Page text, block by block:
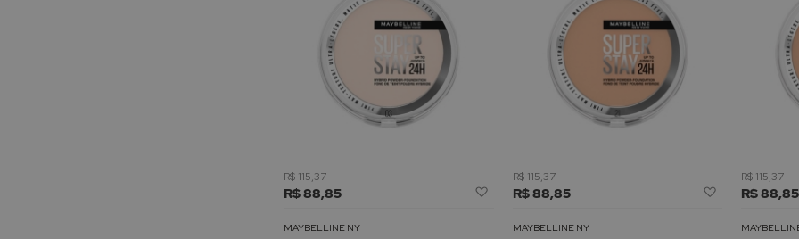
R$ 88,85
R$ 115,37
Adicionar
Lista
MAYBELLINE NY
R$ 88,85
R$ 115,37
Adicionar
Lista
MAYBELLINE NY
R$ 88,85
R$ 115,37